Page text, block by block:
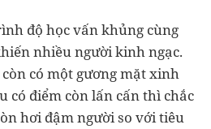
độ học vấn khủng cùng
nhiều người kinh ngạc.
có một gương mặt xinh
có điểm còn lấn cấn thì chắc
hơi đậm người so với tiêu